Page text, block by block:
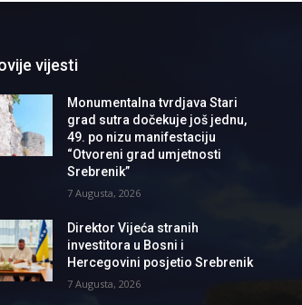
vijesti
Monumentalna tvrdjava Stari
grad sutra dočekuje još jednu,
49. po nizu manifestaciju
“Otvoreni grad umjetnosti
Srebrenik”
7 Augusta, 2026
Direktor Vijeća stranih
investitora u Bosni i
Hercegovini posjetio Srebrenik
7 Augusta, 2026